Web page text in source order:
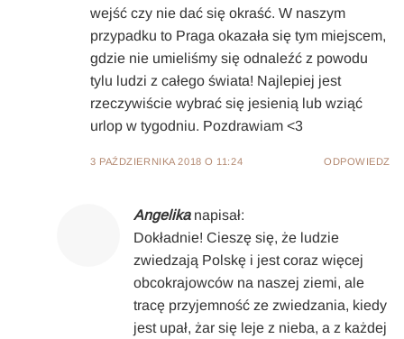
wejść czy nie dać się okraść. W naszym
przypadku to Praga okazała się tym miejscem,
gdzie nie umieliśmy się odnaleźć z powodu
tylu ludzi z całego świata! Najlepiej jest
rzeczywiście wybrać się jesienią lub wziąć
urlop w tygodniu. Pozdrawiam <3
3 PAŹDZIERNIKA 2018 O 11:24 ODPOWIEDZ
Angelika napisał:
Dokładnie! Cieszę się, że ludzie
zwiedzają Polskę i jest coraz więcej
obcokrajowców na naszej ziemi, ale
tracę przyjemność ze zwiedzania, kiedy
jest upał, żar się leje z nieba, a z każdej